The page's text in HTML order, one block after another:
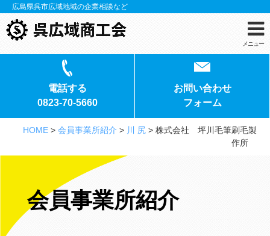
広島県呉市広域地域の企業相談など
メニュー
電話する
0823-70-5660
お問い合わせ
フォーム
HOME> 会員事業所紹介 > 川 尻> 株式会社 坪川毛筆刷毛製
作所
会員事業所紹介